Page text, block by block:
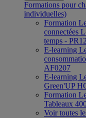
Formations pour
individuelles)
Formation
connectées
temps -
E-learning
AF0207
E-learning
Green'UP
Formation
Tableaux
Voir toutes